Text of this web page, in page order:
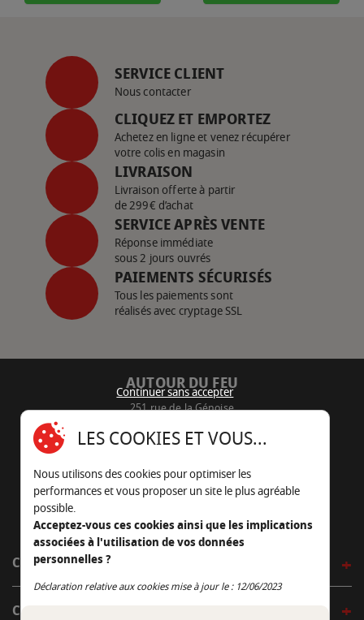
SERVICE CLIENT
Nous contacter
CLIQUEZ ET EMPORTEZ
Achetez en ligne et venez récupérer
votre colis en magasin
LIVRAISON
Livraison offerte à partir
de 299€ d’achat
SERVICE APRÈS VENTE
Réponse immédiate
sous 2 jours ouvrés
PAIEMENTS SÉCURISÉS
Tous les paiements sont
réalisés avec cryptage SSL
AUTOUR DU FEU
251 rue de la Génoise
05 45 22 98 09
Nous envoyer un e-mail
CÔTÉ OUTDOOR
CÔTÉ INDOOR
Continuer sans accepter
LES COOKIES ET VOUS...
Nous utilisons des cookies pour optimiser les
performances et vous proposer un site le plus agréable
possible.
Acceptez-vous ces cookies ainsi que les implications
associées à l'utilisation de vos données
personnelles ?
Déclaration relative aux cookies mise à jour le : 12/06/2023
Continuer sans accepter